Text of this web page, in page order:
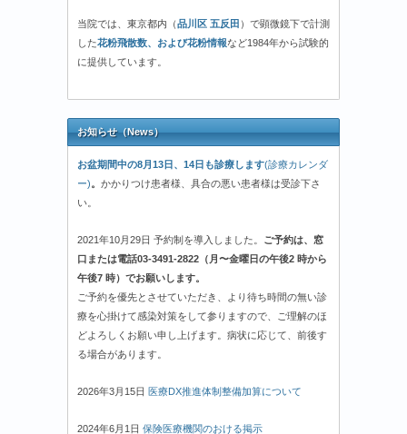
当院では、東京都内（品川区 五反田 ）で顕微鏡下で計測
した花粉飛散数、および花粉情報など1984年から試験的
に提供しています。
お知らせ（News）
お盆期間中の8月13日、14日も診療します(診療カレンダ
ー)。 かかりつけ患者様、具合の悪い患者様は受診下さ
い。
2021年10月29日 予約制を導入しました。 ご予約は、窓
口または電話03-3491-2822（月〜金曜日の午後2 時から
午後7 時）でお願いします。
ご予約を優先とさせていただき、より待ち時間の無い診
療を心掛けて感染対策をして参りますので、ご理解のほ
どよろしくお願い申し上げます。病状に応じて、前後す
る場合があります。
2026年3月15日 医療DX推進体制整備加算について
2024年6月1日 保険医療機関のおける掲示